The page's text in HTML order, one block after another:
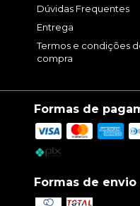
Dúvidas Frequentes
Entrega
Termos e condições
compra
Formas de
Formas de envio